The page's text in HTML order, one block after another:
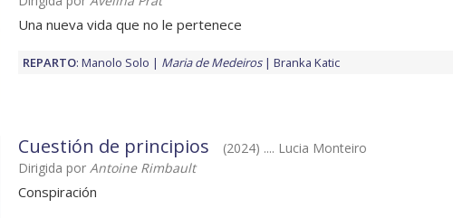
Una nueva vida que no le pertenece
REPARTO: Manolo Solo Maria de Medeiros Branka Katic
Cuestión de principios
(2024) .... Lucia Monteiro
Dirigida por Antoine Rimbault
Conspiración